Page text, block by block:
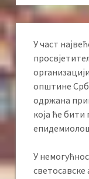
У част
општине
одржана
која ће бити
У
светосавске